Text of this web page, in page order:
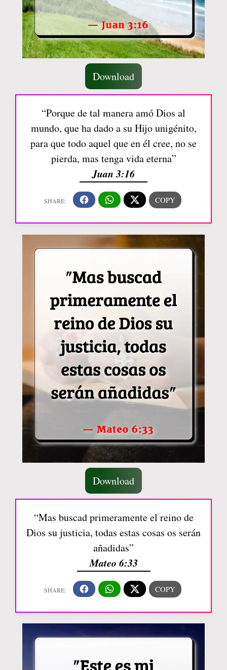
Download
“Porque de tal manera amó Dios al
mundo, que ha dado a su Hijo unigénito,
para que todo aquel que en él cree, no se
pierda, mas tenga vida eterna”
Juan 3:16
Download
“Mas buscad primeramente el reino de
Dios su justicia, todas estas cosas os serán
añadidas”
Mateo 6:33